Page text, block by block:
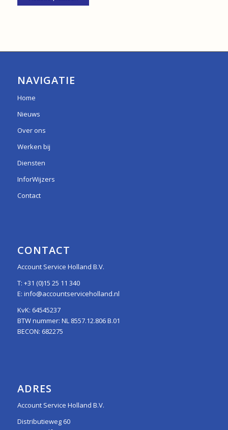
NAVIGATIE
Home
Nieuws
Over ons
Werken bij
Diensten
InforWijzers
Contact
CONTACT
Account Service Holland B.V.
T: +31 (0)15 25 11 340
E: info@accountserviceholland.nl
KvK: 64545237
BTW nummer: NL 8557.12.806 B.01
BECON: 682275
ADRES
Account Service Holland B.V.
Distributieweg 60